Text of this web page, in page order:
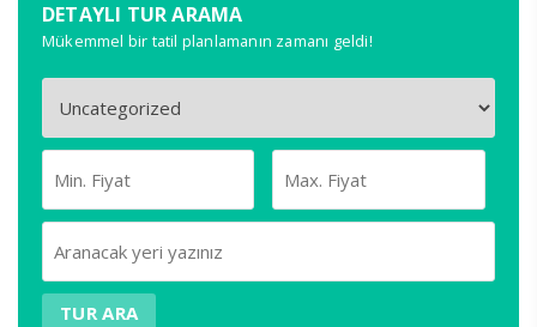
DETAYLI TUR ARAMA
Mükemmel bir tatil planlamanın zamanı geldi!
TUR ARA